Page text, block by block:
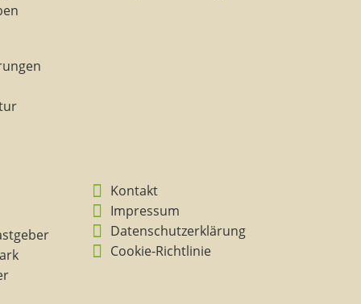
Kontakt
Impressum
Datenschutzerklärung
Cookie-Richtlinie